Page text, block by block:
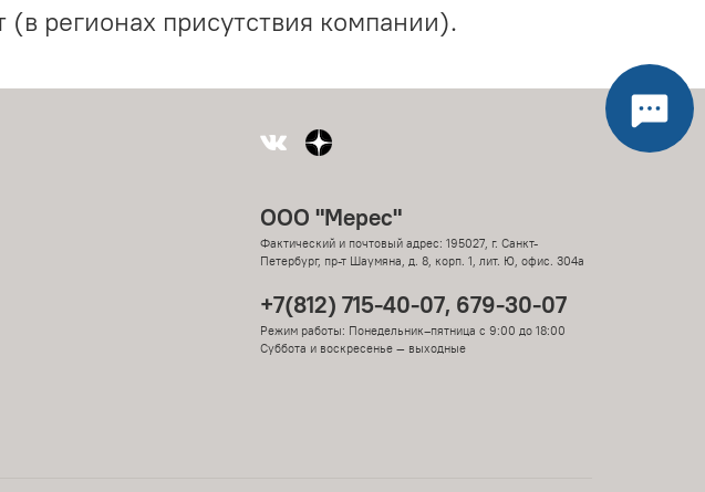
регионах присутствия компании).
ООО "Мерес"
Фактический и почтовый адрес: 195027, г. Санкт-
Петербург, пр-т Шаумяна, д. 8, корп. 1, лит. Ю, офис. 304а
+7(812) 715-40-07, 679-30-07
Режим работы: Понедельник–пятница с 9:00 до 18:00
Суббота и воскресенье — выходные